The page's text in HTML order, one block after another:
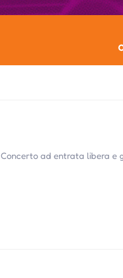
Concerto ad entrata libera e